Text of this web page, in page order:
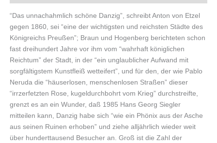
“Das unnachahmlich schöne Danzig”, schreibt Anton von Etzel
gegen 1860, sei “eine der wichtigsten und reichsten Städte des
Königreichs Preußen”; Braun und Hogenberg berichteten schon
fast dreihundert Jahre vor ihm vom “wahrhaft königlichen
Reichtum” der Stadt, in der “ein unglaublicher Aufwand mit
sorgfältigstem Kunstfleiß wetteifert”, und für den, der wie Pablo
Neruda die “häuserlosen, menschenlosen Straßen” dieser
“irrzerfetzten Rose, kugeldurchbohrt vom Krieg” durchstreifte,
grenzt es an ein Wunder, daß 1985 Hans Georg Siegler
mitteilen kann, Danzig habe sich “wie ein Phönix aus der Asche
aus seinen Ruinen erhoben” und ziehe alljährlich wieder weit
über hunderttausend Besucher an. Groß ist die Zahl der